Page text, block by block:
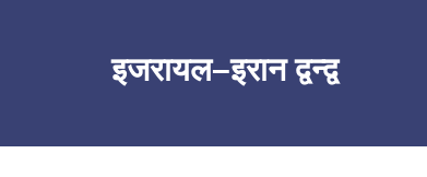
इजरायल–इरान द्वन्द्व